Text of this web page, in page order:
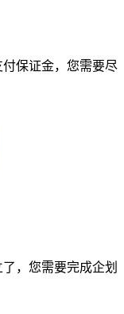
保证金，您需要尽
，您需要完成企划